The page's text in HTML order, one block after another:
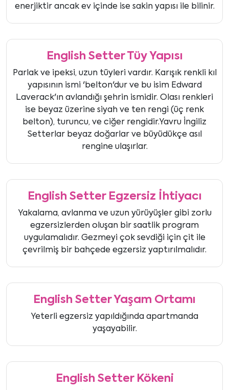
enerjiktir ancak ev içinde ise sakin yapısı ile bilinir.
English Setter Tüy Yapısı
Parlak ve ipeksi, uzun tüyleri vardır. Karışık renkli kıl
yapısının ismi 'belton'dur ve bu isim Edward
Laverack'ın avlandığı şehrin ismidir. Olası renkleri
ise beyaz üzerine siyah ve ten rengi (üç renk
belton), turuncu, ve ciğer rengidir.Yavru İngiliz
Setterlar beyaz doğarlar ve büyüdükçe asıl
rengine ulaşırlar.
English Setter Egzersiz İhtiyacı
Yakalama, avlanma ve uzun yürüyüşler gibi zorlu
egzersizlerden oluşan bir saatlik program
uygulamalıdır. Gezmeyi çok sevdiği için çit ile
çevrilmiş bir bahçede egzersiz yaptırılmalıdır.
English Setter Yaşam Ortamı
Yeterli egzersiz yapıldığında apartmanda
yaşayabilir.
English Setter Kökeni